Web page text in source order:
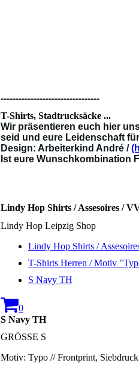
---------------------------------
T-Shirts, Stadtrucksäcke ...
Wir präsentieren euch hier
seid und eure Leidenschaft
Design: Arbeiterkind André /
Ist eure Wunschkombination
Lindy Hop Shirts / Assesoires /
Lindy Hop Leipzig Shop
Lindy Hop Shirts /
T-Shirts Herren / Motiv
S Navy TH
0
S Navy TH
GRÖSSE S
Motiv: Typo // Frontprint, Siebdruck